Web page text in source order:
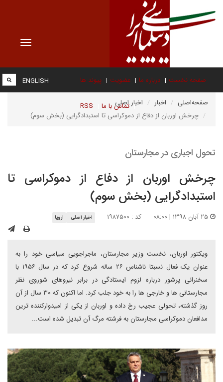
Toggle
صفحه نخست درباره ما عضویت پیوند ها
تماس با ما RSS
ENGLISH
صفحه‌اصلی اخبار
اخبار اصلی
چرخش اوربان از دفاع از دموکراسی تا استبدادگرایی (بخش سوم)
تحول اجباری در مجارستان
چرخش اوربان از دفاع از دموکراسی تا
استبدادگرایی (بخش سوم)
کد : ۱۹۸۷۵۰۰ اخبار اصلی اروپا
ویکتور اوربان، نخست وزیر مجارستان، ماجراجویی سیاسی خود را به
عنوان یک فعال نسبتا ناشناس ۲۶ ساله شروع کرد که در سال ۱۹۵۶ با
سخنرانی پرشور درباره لزوم ایستادگی در برابر نیروهای شوروی نظر
مجارستانی ها و خارجی ها را به خود جلب کرد. اما اکنون که ۳۰ سال از آن
روز گذشته، تحولی عجیب رخ داده و اوربان از یکی از امیدوارکننده ترین
مدافعان دموکراسی مجارستان به فرشته مرگ آن تبدیل شده است...